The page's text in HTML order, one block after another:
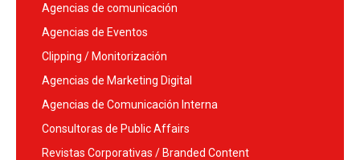
Agencias de comunicación
Agencias de Eventos
Clipping / Monitorización
Agencias de Marketing Digital
Agencias de Comunicación Interna
Consultoras de Public Affairs
Revistas Corporativas / Branded Content